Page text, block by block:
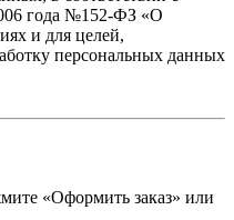
года №152-ФЗ «О
и для целей,
персональных данных
«Оформить заказ» или